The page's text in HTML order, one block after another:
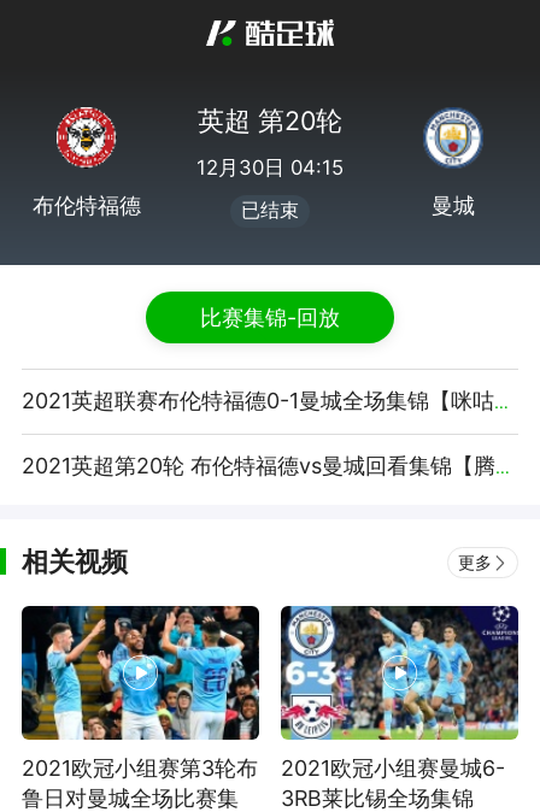
布伦特福德
英超 第20轮
12月30日 04:15
已结束 曼城
比赛集锦-回放
2021英超联赛布伦特福德0-1曼城全场集锦【咪咕视频】
2021英超第20轮 布伦特福德vs曼城回看集锦【腾讯视频】
相关视频 更多
2021欧冠小组赛第3轮布
鲁日对曼城全场比赛集
2021欧冠小组赛曼城6-
3RB莱比锡全场集锦